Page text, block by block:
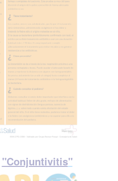
"Conjuntivitis"